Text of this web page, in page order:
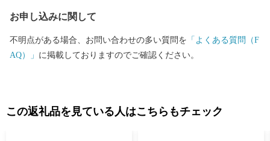
お申し込みに関して
不明点がある場合、お問い合わせの多い質問を 「よくある質問（F
AQ）」 に掲載しておりますのでご確認ください。
この返礼品を見ている人はこちらもチェック